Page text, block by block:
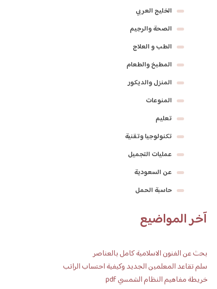
الخليج العربي
الصحة والرجيم
الطب و العلاج
المطبخ والطعام
المنزل والديكور
المنوعات
تعليم
تكنولوجيا وتقنية
عمليات التجميل
عن السعودية
حاسبة الحمل
آخر المواضيع
بحث عن الفنون الاسلامية كامل بالعناصر
سلم تقاعد المعلمين الجديد وكيفية احتساب الراتب
خريطة مفاهيم النظام الشمسي pdf